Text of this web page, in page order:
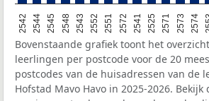
2542 2544 2545 2548 2543 2552 2551 2572 2541 2525 2571 2573 2574
Bovenstaande grafiek toont het
leerlingen per postcode voor de 20
postcodes van de huisadressen van de
Hofstad Mavo Havo in 2025-2026. Bekijk